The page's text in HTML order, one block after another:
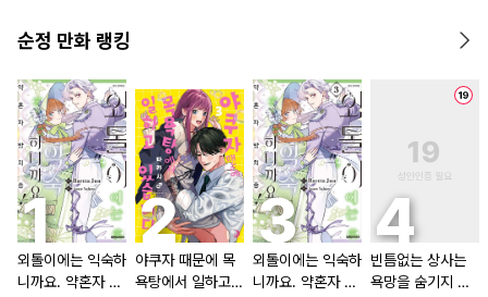
순정 만화 랭킹
외톨이에는 익숙하
니까요. 약혼자 방
야쿠자 때문에 목
욕탕에서 일하고
외톨이에는 익숙하
니까요. 약혼자 방
빈틈없는 상사는
욕망을 숨기지 않